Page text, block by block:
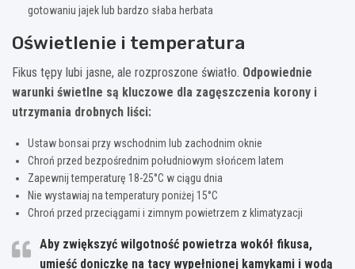
gotowaniu jajek lub bardzo słaba herbata
Oświetlenie i temperatura
Fikus tępy lubi jasne, ale rozproszone światło. Odpowiednie
warunki świetlne są kluczowe dla zagęszczenia korony i
utrzymania drobnych liści:
Ustaw bonsai przy wschodnim lub zachodnim oknie
Chroń przed bezpośrednim południowym słońcem latem
Zapewnij temperaturę 18-25°C w ciągu dnia
Nie wystawiaj na temperatury poniżej 15°C
Chroń przed przeciągami i zimnym powietrzem z klimatyzacji
Aby zwiększyć wilgotność powietrza wokół fikusa,
umieść doniczkę na tacy wypełnionej kamykami i wodą